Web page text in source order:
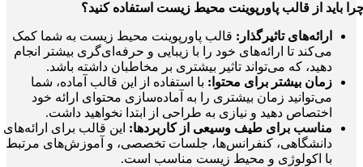
باید از قالب پاورپوینت محیط زیست استفاده کنید؟
ارائه‌های تاثیرگذار: قالب پاورپوینت محیط زیست به شما کمک
می‌کند تا ارائه‌های خود را با زیبایی و حرفه‌ای‌گری بیشتر انجام
دهید، که می‌تواند تاثیر بیشتری بر مخاطبان داشته باشد.
زمان بیشتر برای محتوا: با استفاده از این قالب آماده، شما
می‌توانید زمان بیشتری را به آماده‌سازی محتوای ارائه خود
اختصاص دهید و نیازی به طراحی از ابتدا نخواهید داشت.
مناسب برای طیف وسیعی از کاربردها: این قالب برای ارائه‌های
دانشگاهی، کنفرانس‌ها، جلسات تخصصی، و آموزش‌های مرتبط
با اکولوژی و محیط زیست مناسب است.